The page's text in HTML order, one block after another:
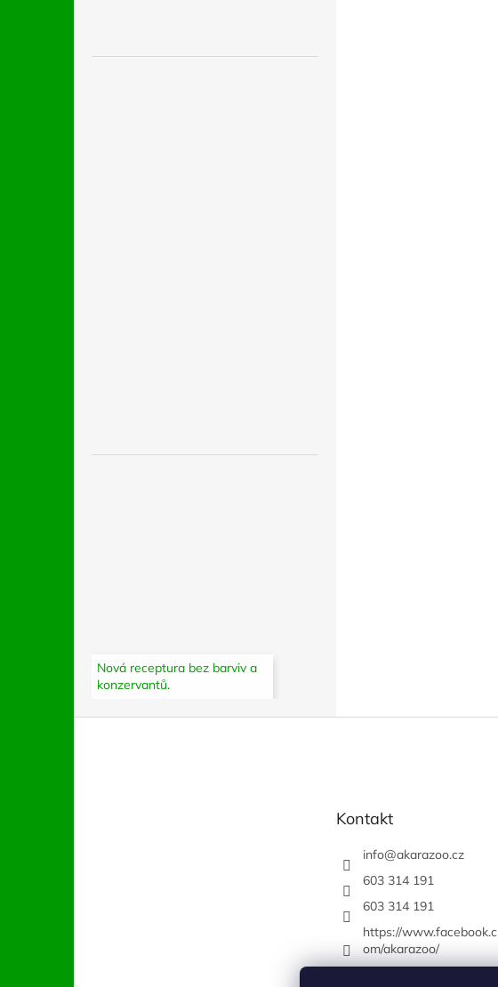
Nová receptura bez barviv a
konzervantů.
Kontakt
info@akarazoo.cz
603 314 191
603 314 191
https://www.facebook.c
om/akarazoo/